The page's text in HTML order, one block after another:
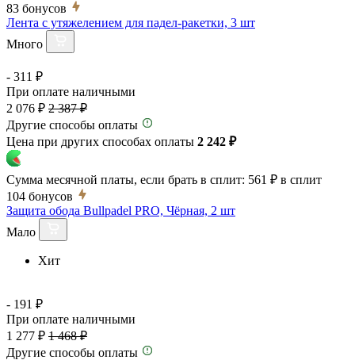
83 бонусов
Лента с утяжелением для падел-ракетки, 3 шт
Много
- 311 ₽
При оплате наличными
2 076 ₽ 2 387 ₽
Другие способы оплаты
Цена при других способах оплаты 2 242 ₽
Сумма месячной платы, если брать в сплит: 561 ₽ в сплит
104 бонусов
Защита обода Bullpadel PRO, Чёрная, 2 шт
Мало
Хит
- 191 ₽
При оплате наличными
1 277 ₽ 1 468 ₽
Другие способы оплаты